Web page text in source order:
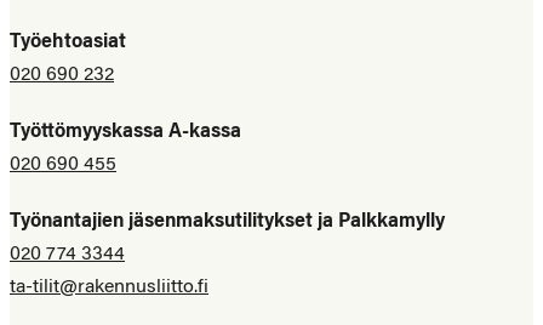
Työehtoasiat
020 690 232
Työttömyyskassa A-kassa
020 690 455
Työnantajien jäsenmaksutilitykset ja Palkkamylly
020 774 3344
ta-tilit@rakennusliitto.fi